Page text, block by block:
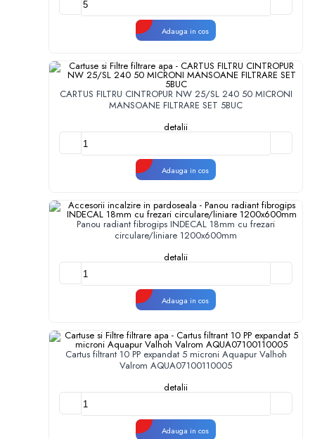
Adauga in cos
CARTUS FILTRU CINTROPUR NW 25/SL 240 50 MICRONI
MANSOANE FILTRARE SET 5BUC
detalii
Adauga in cos
Panou radiant fibrogips INDECAL 18mm cu frezari
circulare/liniare 1200x600mm
detalii
Adauga in cos
Cartus filtrant 10 PP expandat 5 microni Aquapur Valhoh
Valrom AQUA07100110005
detalii
Adauga in cos